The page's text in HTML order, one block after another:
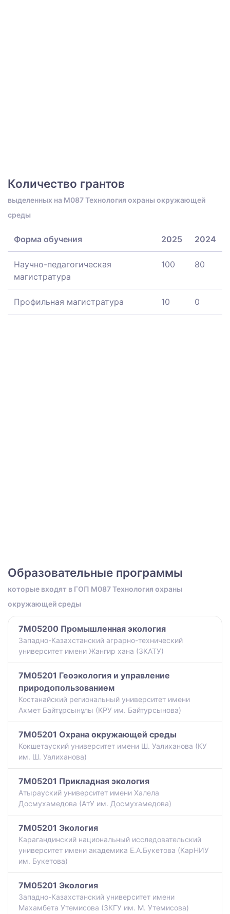
Количество грантов
выделенных на M087 Технология охраны окружающей
среды
Форма обучения 2025 2024
Научно-педагогическая
магистратура
100 80
Профильная магистратура 10 0
Образовательные программы
которые входят в ГОП M087 Технология охраны
окружающей среды
7M05200 Промышленная экология
Западно-Казахстанский аграрно-технический
университет имени Жангир хана (ЗКАТУ)
7M05201 Геоэкология и управление
природопользованием
Костанайский региональный университет имени
Ахмет Байтұрсынұлы (КРУ им. Байтурсынова)
7M05201 Охрана окружающей среды
Кокшетауский университет имени Ш. Уалиханова (КУ
им. Ш. Уалиханова)
7M05201 Прикладная экология
Атырауский университет имени Халела
Досмухамедова (АтУ им. Досмухамедова)
7M05201 Экология
Карагандинский национальный исследовательский
университет имени академика Е.А.Букетова (КарНИУ
им. Букетова)
7M05201 Экология
Западно-Казахстанский университет имени
Махамбета Утемисова (ЗКГУ им. М. Утемисова)